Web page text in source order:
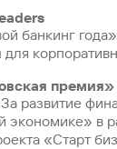
банкинг года»
премия»
развитие
экономике» в
«Старт